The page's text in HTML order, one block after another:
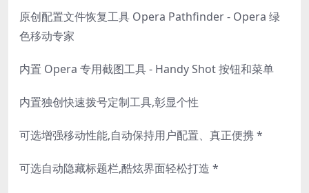
原创配置文件恢复工具 Opera Pathfinder - Opera 绿
色移动专家
内置 Opera 专用截图工具 - Handy Shot 按钮和菜单
内置独创快速拨号定制工具,彰显个性
可选增强移动性能,自动保持用户配置、真正便携 *
可选自动隐藏标题栏,酷炫界面轻松打造 *